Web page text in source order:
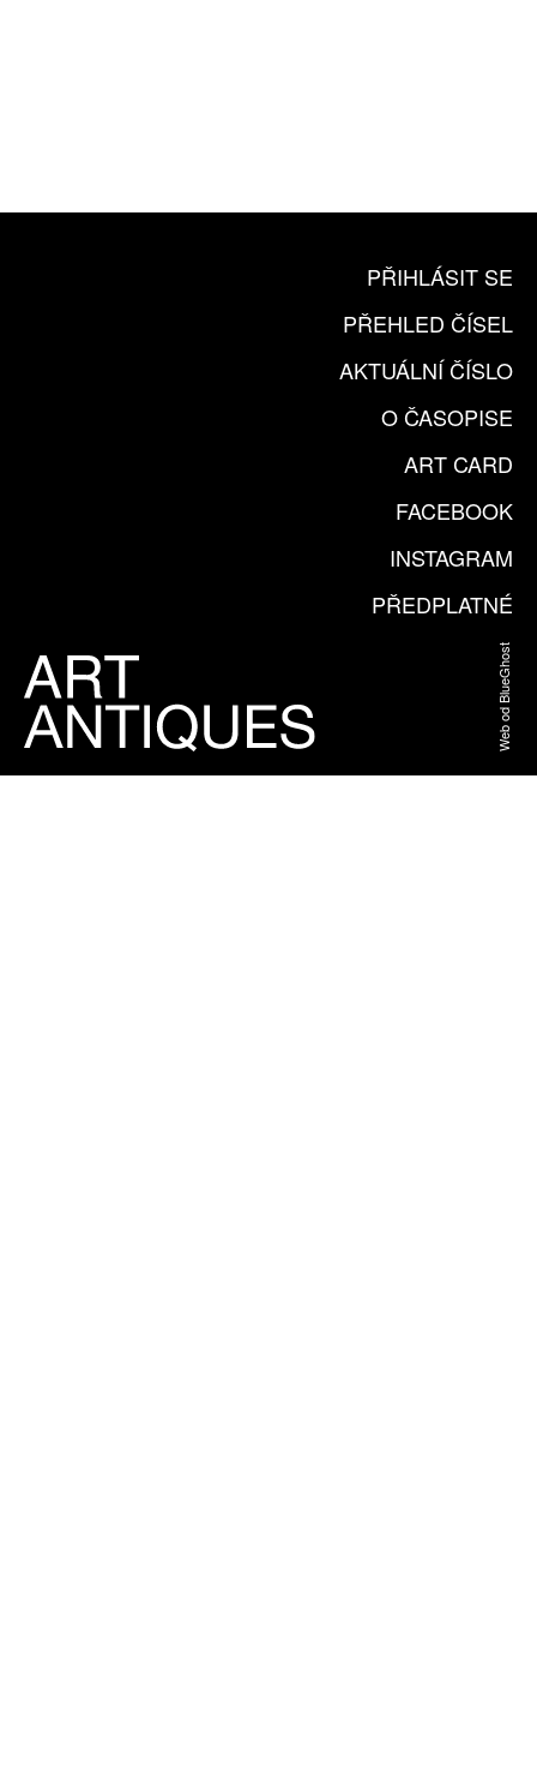
PŘIHLÁSIT SE
PŘEHLED ČÍSEL
AKTUÁLNÍ ČÍSLO
O ČASOPISE
ART CARD
FACEBOOK
INSTAGRAM
PŘEDPLATNÉ
Web od BlueGhost